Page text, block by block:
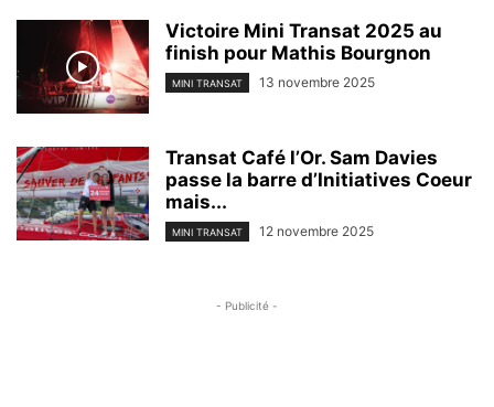
Victoire Mini Transat 2025 au
finish pour Mathis Bourgnon
MINI TRANSAT 13 novembre 2025
Transat Café l’Or. Sam Davies
passe la barre d’Initiatives Coeur
mais...
MINI TRANSAT 12 novembre 2025
- Publicité -